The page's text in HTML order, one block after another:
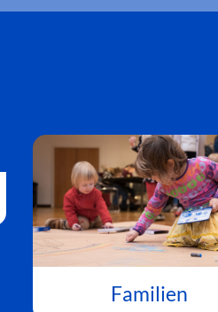
Familien